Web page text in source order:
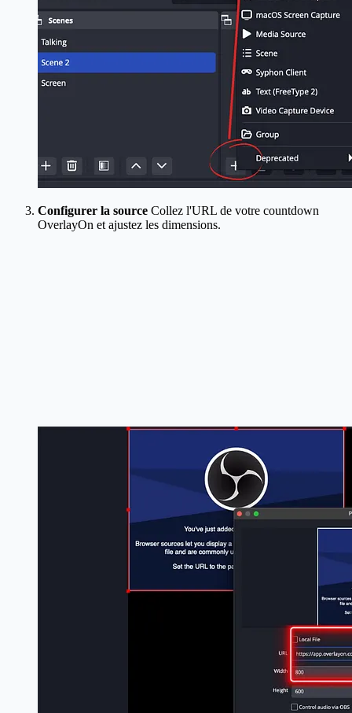
Configurer la source Collez l'URL de votre countdown
OverlayOn et ajustez les dimensions.